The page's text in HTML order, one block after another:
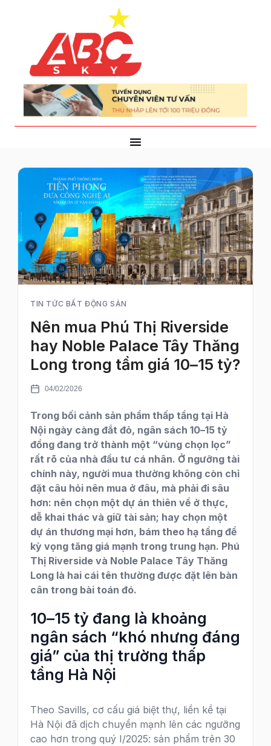
TIN TỨC BẤT ĐỘNG SẢN
Nên mua Phú Thị Riverside
hay Noble Palace Tây Thăng
Long trong tầm giá 10–15 tỷ?
04/02/2026
Trong bối cảnh sản phẩm thấp tầng tại Hà
Nội ngày càng đắt đỏ, ngân sách 10–15 tỷ
đồng đang trở thành một “vùng chọn lọc”
rất rõ của nhà đầu tư cá nhân. Ở ngưỡng tài
chính này, người mua thường không còn chỉ
đặt câu hỏi nên mua ở đâu, mà phải đi sâu
hơn: nên chọn một dự án thiên về ở thực,
dễ khai thác và giữ tài sản; hay chọn một
dự án thương mại hơn, bám theo hạ tầng để
kỳ vọng tăng giá mạnh trong trung hạn. Phú
Thị Riverside và Noble Palace Tây Thăng
Long là hai cái tên thường được đặt lên bàn
cân trong bài toán đó.
10–15 tỷ đang là khoảng
ngân sách “khó nhưng đáng
giá” của thị trường thấp
tầng Hà Nội
Theo Savills, cơ cấu giá biệt thự, liền kề tại
Hà Nội đã dịch chuyển mạnh lên các ngưỡng
cao hơn trong quý I/2025: sản phẩm trên 30